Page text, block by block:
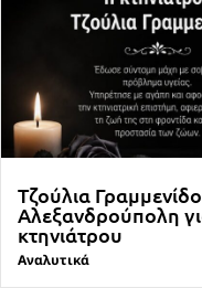
Τζούλια
Αλεξανδρούπολη
κτηνιάτρου
Αναλυτικά